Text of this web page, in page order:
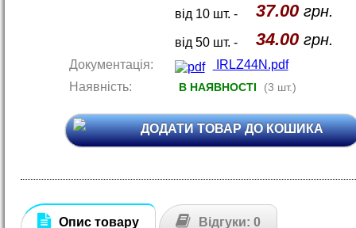
від 10 шт. - 37.00грн.
від 50 шт. - 34.00грн.
Документація:
IRLZ44N.pdf
Наявність:
В НАЯВНОСТІ (3 шт.)
ДОДАТИ ТОВАР ДО КОШИКА
Опис товару Відгуки: 0